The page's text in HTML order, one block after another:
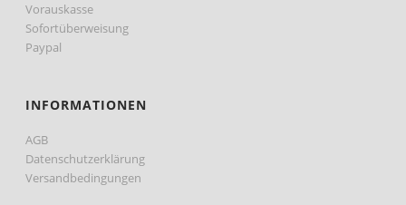
Vorauskasse
Sofortüberweisung
Paypal
INFORMATIONEN
AGB
Datenschutzerklärung
Versandbedingungen